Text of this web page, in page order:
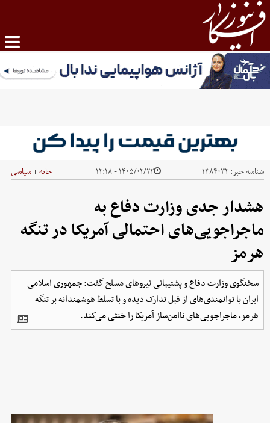
شناسه خبر:۱۳۸۴۰۳۲ ۱۴۰۵/۰۲/۲۲ - ۱۲:۱۸ خانه | سیاسی
هشدار جدی وزارت دفاع به
ماجراجویی‌های احتمالی آمریکا در تنگه
هرمز
سخنگوی وزارت دفاع و پشتیبانی نیروهای مسلح گفت: جمهوری اسلامی
ایران با توانمندی‌های از قبل تدارک دیده و با تسلط هوشمندانه بر تنگه
هرمز، ماجراجویی‌های ناامن‌ساز آمریکا را خنثی می‌کند.